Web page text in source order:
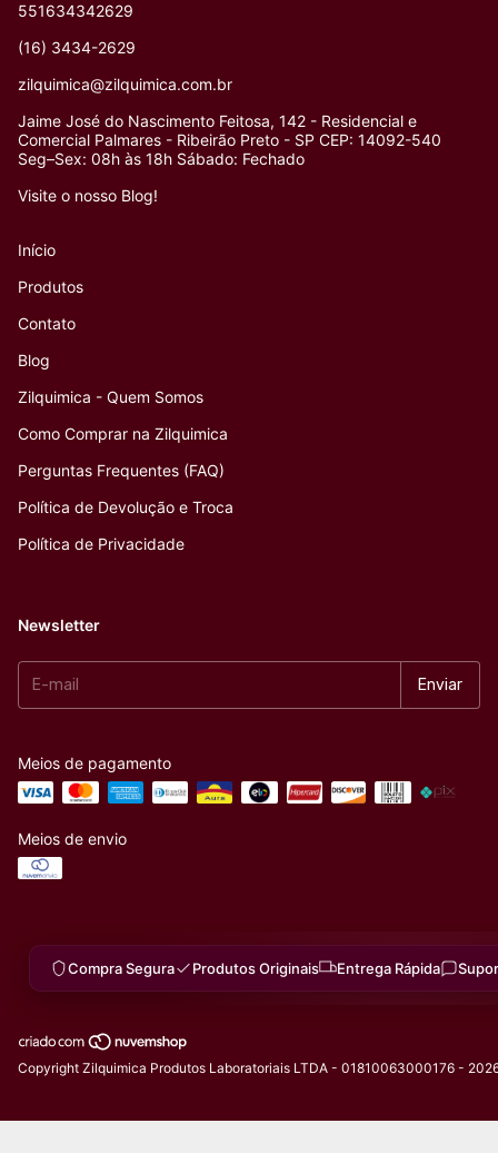
551634342629
(16) 3434-2629
zilquimica@zilquimica.com.br
Jaime José do Nascimento Feitosa, 142 - Residencial e
Comercial Palmares - Ribeirão Preto - SP CEP: 14092-540
Seg–Sex: 08h às 18h Sábado: Fechado
Visite o nosso Blog!
Início
Produtos
Contato
Blog
Zilquimica - Quem Somos
Como Comprar na Zilquimica
Perguntas Frequentes (FAQ)
Política de Devolução e Troca
Política de Privacidade
Newsletter
Meios de pagamento
Meios de envio
Compra Segura Produtos Originais Entrega Rápida
Copyright Zilquimica Produtos Laboratoriais LTDA - 01810063000176 -